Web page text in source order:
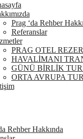
Prag ‘da Rehber
Referanslar
PRAG OTEL
HAVALİMANI
GÜNÜ BİRLİK
ORTA AVRUPA
Rehber Hakkında